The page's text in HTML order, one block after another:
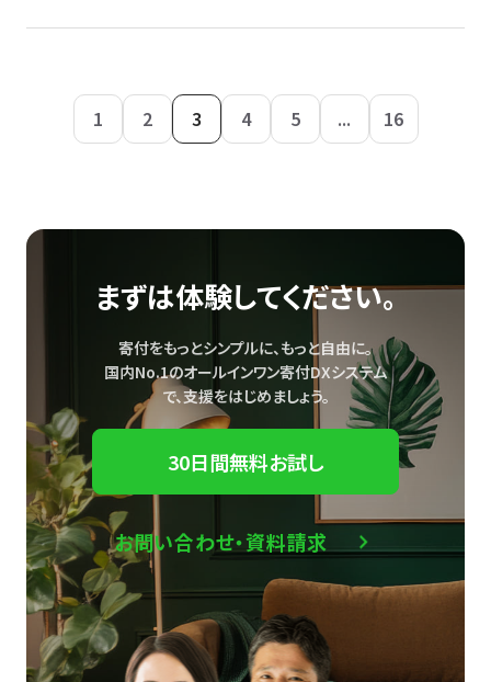
1 2 3 4 5 ... 16
まずは体験してください。
寄付をもっとシンプルに、もっと自由に。
国内No.1のオールインワン寄付DXシステム
で、支援をはじめましょう。
30日間無料お試し
お問い合わせ・資料請求